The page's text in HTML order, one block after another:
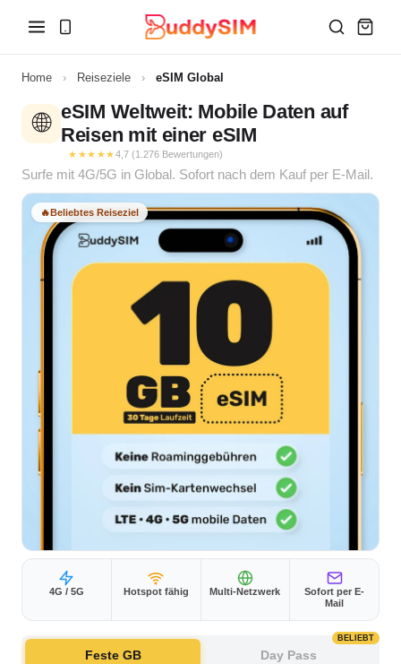
Home › Reiseziele › eSIM Global
🌐 eSIM Weltweit: Mobile Daten auf
Reisen mit einer eSIM
★★★★★4,7 (1.276 Bewertungen)
Surfe mit 4G/5G in Global. Sofort nach dem Kauf per E-Mail.
🔥Beliebtes Reiseziel
4G / 5G Hotspot fähig Multi-Netzwerk
Sofort per E-
Mail
Feste GB Day Pass
BELIEBT